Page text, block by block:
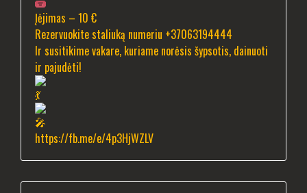
Įėjimas – 10 €
Rezervuokite staliuką numeriu +37063194444
Ir susitikime vakare, kuriame norėsis šypsotis, dainuoti
ir pajudėti!
https://fb.me/e/4p3HjWZLV